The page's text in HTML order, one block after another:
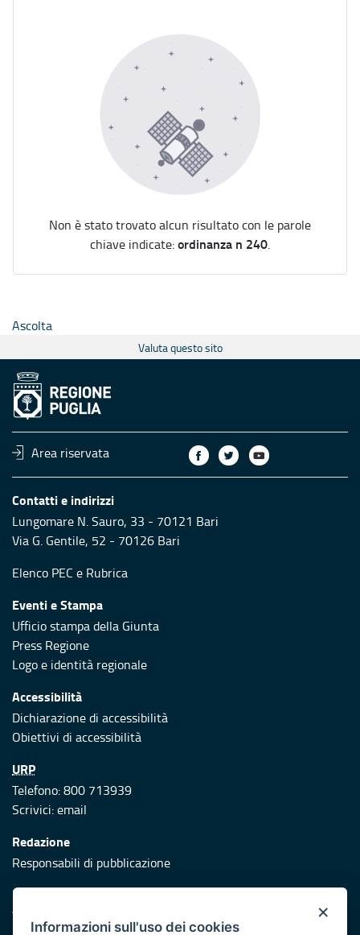
Non è stato trovato alcun risultato con le parole
chiave indicate:ordinanza n 240.
Ascolta
Valuta questo sito
Area riservata
Contatti e indirizzi
Lungomare N. Sauro, 33 - 70121 Bari
Via G. Gentile, 52 - 70126 Bari
Elenco PEC e Rubrica
Eventi e Stampa
Ufficio stampa della Giunta
Press Regione
Logo e identità regionale
Accessibilità
Dichiarazione di accessibilità
Obiettivi di accessibilità
URP
Telefono: 800 713939
Scrivici:email
Redazione
Responsabili di pubblicazione
Protezione civile
Vai al sito di Protezione Civile Puglia ×
Informazioni sull'uso dei cookies